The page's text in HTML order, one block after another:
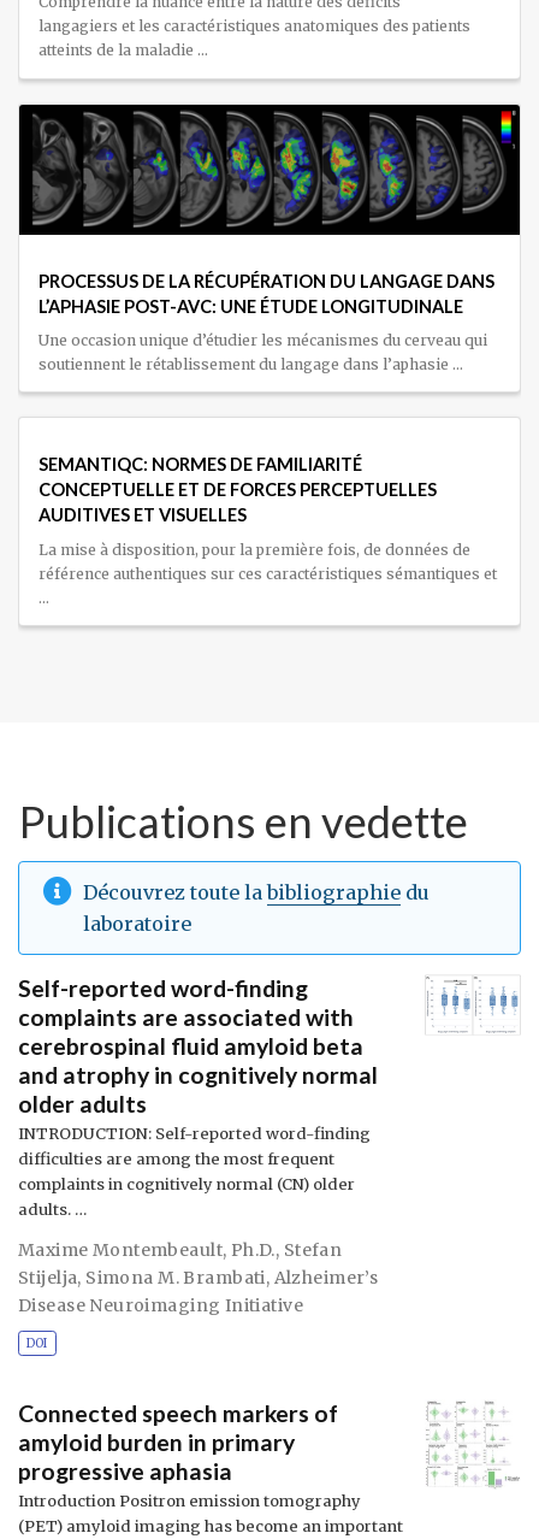
langagiers et les caractéristiques anatomiques des patients
atteints de la maladie …
PROCESSUS DE LA RÉCUPÉRATION DU LANGAGE DANS
L’APHASIE POST-AVC: UNE ÉTUDE LONGITUDINALE
Une occasion unique d’étudier les mécanismes du cerveau qui
soutiennent le rétablissement du langage dans l’aphasie …
SEMANTIQC: NORMES DE FAMILIARITÉ
CONCEPTUELLE ET DE FORCES PERCEPTUELLES
AUDITIVES ET VISUELLES
La mise à disposition, pour la première fois, de données de
référence authentiques sur ces caractéristiques sémantiques et
…
Publications en vedette
Découvrez toute labibliographiedu
laboratoire
Self-reported word-finding
complaints are associated with
cerebrospinal fluid amyloid beta
and atrophy in cognitively normal
older adults
INTRODUCTION: Self-reported word-finding
difficulties are among the most frequent
complaints in cognitively normal (CN) older
adults. …
Maxime Montembeault, Ph.D., Stefan
Stijelja, Simona M. Brambati, Alzheimer’s
Disease Neuroimaging Initiative
DOI
Connected speech markers of
amyloid burden in primary
progressive aphasia
Introduction Positron emission tomography
(PET) amyloid imaging has become an important